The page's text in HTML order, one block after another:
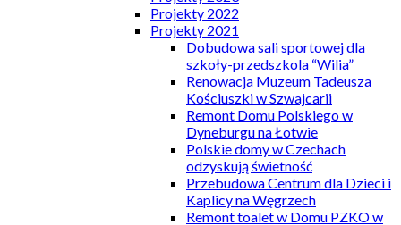
Projekty 2022
Projekty 2021
Dobudowa sali sportowej dla
szkoły-przedszkola “Wilia”
Renowacja Muzeum Tadeusza
Kościuszki w Szwajcarii
Remont Domu Polskiego w
Dyneburgu na Łotwie
Polskie domy w Czechach
odzyskują świetność
Przebudowa Centrum dla Dzieci i
Kaplicy na Węgrzech
Remont toalet w Domu PZKO w